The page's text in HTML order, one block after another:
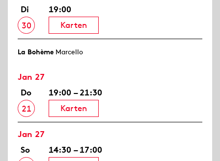
Di
30
19:00
Karten
La Bohème Marcello
Jan 27
Do
21
19:00 – 21:30
Karten
Jan 27
So
14:30 – 17:00